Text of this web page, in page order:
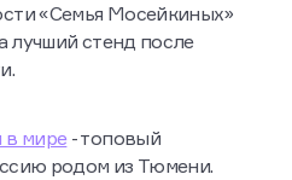
«Семья Мосейкиных»
лучший стенд после
в мире- топовый
родом из Тюмени.